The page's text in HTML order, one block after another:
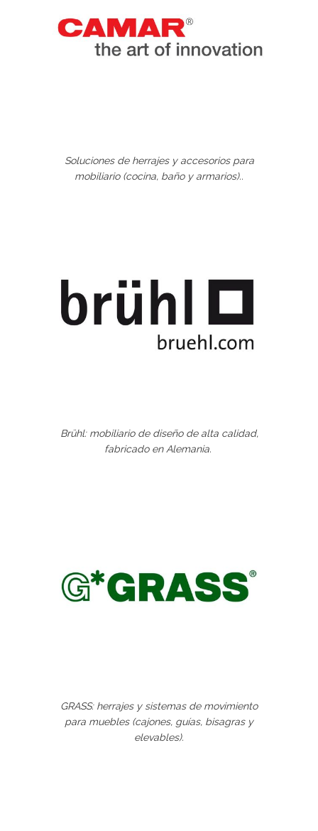
Soluciones de herrajes y accesorios para
mobiliario (cocina, baño y armarios)..
Brühl: mobiliario de diseño de alta calidad,
fabricado en Alemania.
GRASS: herrajes y sistemas de movimiento
para muebles (cajones, guías, bisagras y
elevables).